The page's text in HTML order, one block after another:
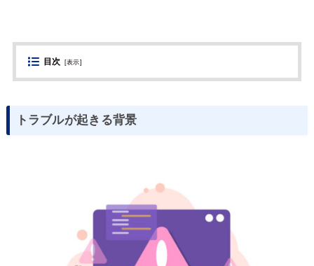
目次 [表示]
トラブルが起きる背景